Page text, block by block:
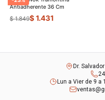
Antiadherente 36 Cm
$ 1.849$ 1.431
Dr.
Lun a Vier de 9 a